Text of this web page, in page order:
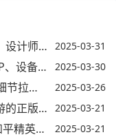
这怎么回事? 2025-03-31
藏!你怎么看? 2025-03-30
实力如何? 2025-03-26
有任何关系了? 2025-03-21
金买衣服) 2025-03-21